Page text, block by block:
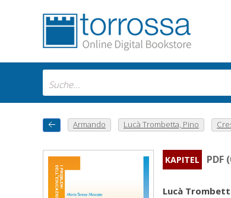
Armando Lucà Trombetta, Pino
KAPITEL PDF
Lucà